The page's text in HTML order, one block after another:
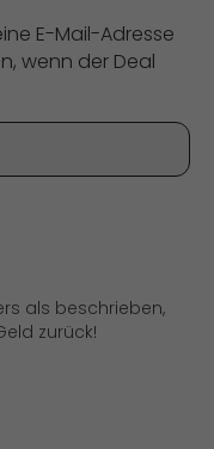
E-Mail-Adresse
wenn der Deal
als beschrieben,
zurück!